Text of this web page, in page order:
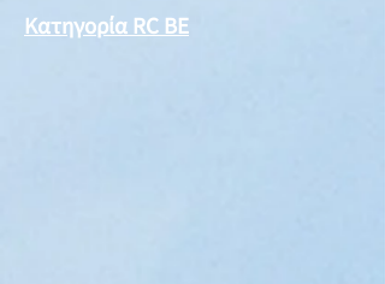
Κατηγορία RC BE